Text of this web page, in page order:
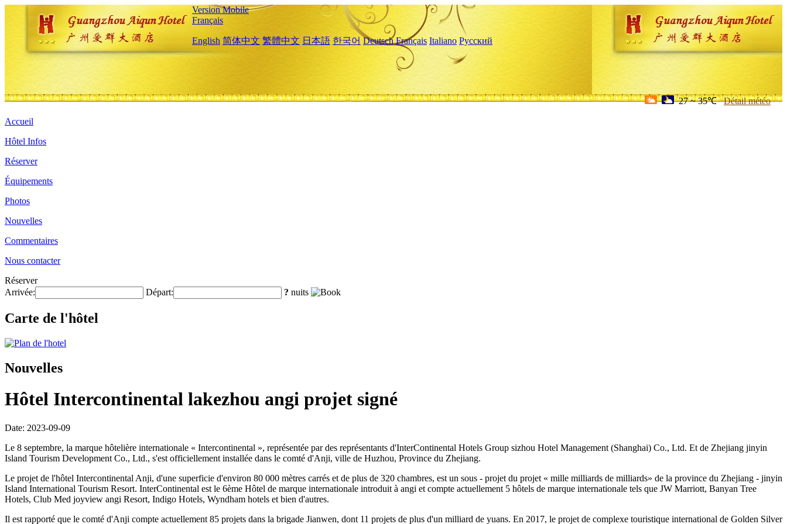
Version Mobile
Français
English 简体中文 繁體中文 日本語 한국어 Deutsch Français Italiano Русский
27 ~ 35℃ Détail météo
Accueil
Hôtel Infos
Réserver
Équipements
Photos
Nouvelles
Commentaires
Nous contacter
Réserver
Arrivée:
Départ: ? nuits
Carte de l'hôtel
Nouvelles
Hôtel Intercontinental lakezhou angi projet signé
Date: 2023-09-09
Le 8 septembre, la marque hôtelière internationale « Intercontinental », représentée par des représentants d'InterContinental Hotels Group sizhou Hotel Management (Shanghai) Co., Ltd. Et de Zhejiang jinyin
Island Tourism Development Co., Ltd., s'est officiellement installée dans le comté d'Anji, ville de Huzhou, Province du Zhejiang.
Le projet de l'hôtel Intercontinental Anji, d'une superficie d'environ 80 000 mètres carrés et de plus de 320 chambres, est un sous - projet du projet « mille milliards de milliards» de la province du Zhejiang - jinyin
Island International Tourism Resort. InterContinental est le 6ème Hôtel de marque internationale introduit à angi et compte actuellement 5 hôtels de marque internationale tels que JW Marriott, Banyan Tree
Hotels, Club Med joyview angi Resort, Indigo Hotels, Wyndham hotels et bien d'autres.
Il est rapporté que le comté d'Anji compte actuellement 85 projets dans la brigade Jianwen, dont 11 projets de plus d'un milliard de yuans. En 2017, le projet de complexe touristique international de Golden Silver